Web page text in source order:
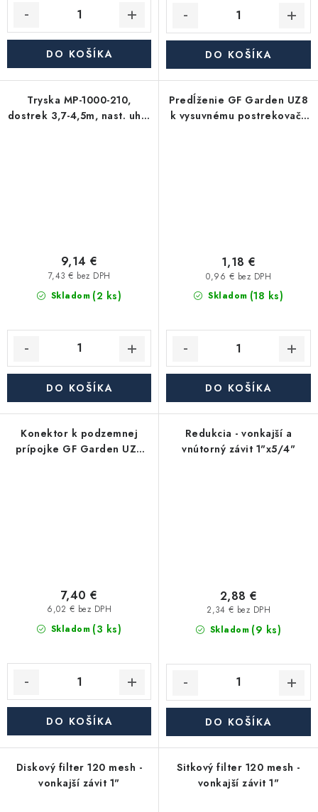
DO KOŠÍKA DO KOŠÍKA
Tryska MP-1000-210,
dostrek 3,7-4,5m, nast. uhol
Skladom (2 ks)
7,43 € bez DPH
9,14 €
DO KOŠÍKA
Predĺženie GF Garden UZ8
k vysuvnému postrekovaču
Skladom (18 ks)
0,96 € bez DPH
1,18 €
DO KOŠÍKA
Konektor k podzemnej
prípojke GF Garden UZ8
Skladom (3 ks)
6,02 € bez DPH
7,40 €
DO KOŠÍKA
Redukcia - vonkajší a
vnútorný závit 1"x5/4"
Skladom (9 ks)
2,34 € bez DPH
2,88 €
DO KOŠÍKA
Diskový filter 120 mesh -
vonkajší závit 1"
Sitkový filter 120 mesh -
vonkajší závit 1"